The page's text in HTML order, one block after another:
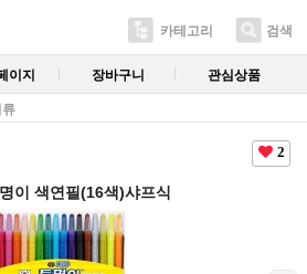
카테고리 검색
이지 장바구니 관심상품
2
이 색연필(16색)샤프식